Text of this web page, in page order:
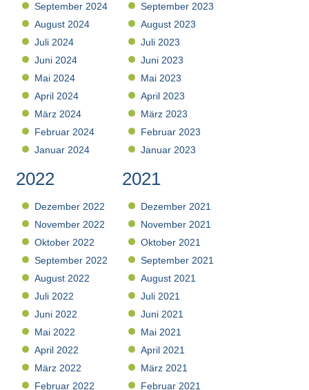
September 2024
August 2024
Juli 2024
Juni 2024
Mai 2024
April 2024
März 2024
Februar 2024
Januar 2024
September 2023
August 2023
Juli 2023
Juni 2023
Mai 2023
April 2023
März 2023
Februar 2023
Januar 2023
2022
Dezember 2022
November 2022
Oktober 2022
September 2022
August 2022
Juli 2022
Juni 2022
Mai 2022
April 2022
März 2022
Februar 2022
2021
Dezember 2021
November 2021
Oktober 2021
September 2021
August 2021
Juli 2021
Juni 2021
Mai 2021
April 2021
März 2021
Februar 2021